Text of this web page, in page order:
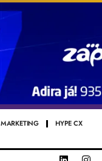
MARKETING HYPE CX